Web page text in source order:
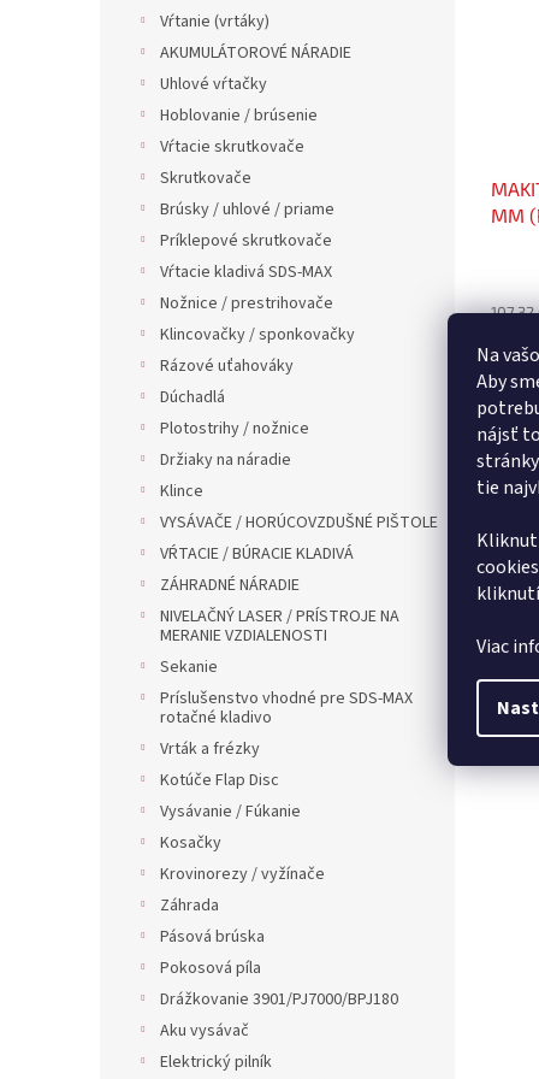
Na
Aby
nájsť
tie
Viac
Vŕtanie (vrtáky)
AKUMULÁTOROVÉ NÁRADIE
Uhlové vŕtačky
Hoblovanie / brúsenie
Vŕtacie skrutkovače
Skrutkovače
Brúsky / uhlové / priame
Príklepové skrutkovače
Vŕtacie kladivá SDS-MAX
Nožnice / prestrihovače
Klincovačky / sponkovačky
Rázové uťahováky
Dúchadlá
Plotostrihy / nožnice
Držiaky na náradie
Klince
VYSÁVAČE / HORÚCOVZDUŠNÉ PIŠTOLE
VŔTACIE / BÚRACIE KLADIVÁ
ZÁHRADNÉ NÁRADIE
NIVELAČNÝ LASER / PRÍSTROJE NA
MERANIE VZDIALENOSTI
Sekanie
Príslušenstvo vhodné pre SDS-MAX
rotačné kladivo
Vrták a frézky
Kotúče Flap Disc
Vysávanie / Fúkanie
Kosačky
Krovinorezy / vyžínače
Záhrada
Pásová brúska
Pokosová píla
Drážkovanie 3901/PJ7000/BPJ180
Aku vysávač
Elektrický pilník
MM